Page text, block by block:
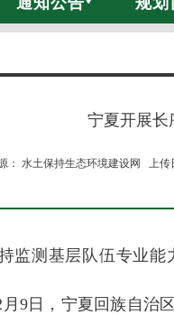
宁夏开展长
： 水土保持生态环境建设网 上传
监测基层队伍专业
9日，宁夏回族自治